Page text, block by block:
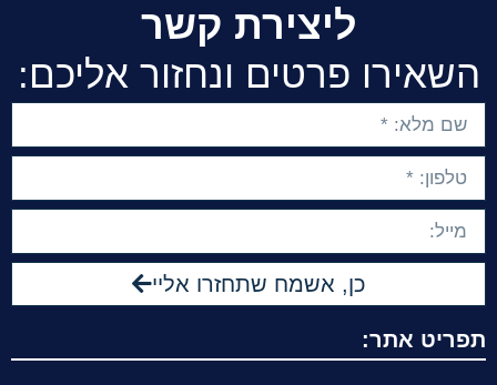
ליצירת קשר
השאירו פרטים ונחזור אליכם:
כן, אשמח שתחזרו אליי
תפריט אתר: